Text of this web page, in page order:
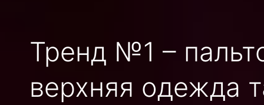
Тренд №1 –
верхняя одежда